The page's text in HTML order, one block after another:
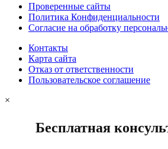
Проверенные сайты
Политика Конфиденциальности
Согласие на обработку
Контакты
Карта сайта
Отказ от ответственности
Пользовательское соглашение
×
Бесплатная